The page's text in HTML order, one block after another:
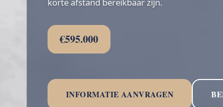
€595.000
INFORMATIE AANVRAGEN